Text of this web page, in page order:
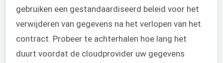
gebruiken een gestandaardiseerd beleid voor het
verwijderen van gegevens na het verlopen van het
contract. Probeer te achterhalen hoe lang het
duurt voordat de cloudprovider uw gegevens